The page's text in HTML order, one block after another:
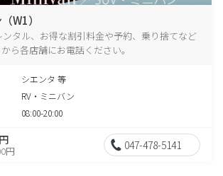
W1）
ンタル、お得な割引料金や予約、乗り捨てなど
ら各店舗にお電話ください。
シエンタ 等
RV・ミニバン
08:00-20:00
円 047-478-5141